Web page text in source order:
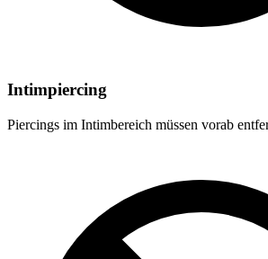
Intimpiercing
Piercings im Intimbereich müssen vorab